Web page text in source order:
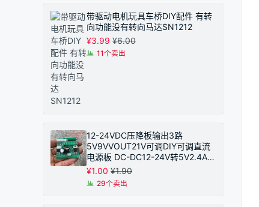
带驱动电机玩具车桥DIY配件 有转
向功能没有转向马达SN1212
¥3.99 ¥6.00
11个卖出
12-24VDC压降板输出3路
5V9VVOUT21V可调DIY可调直流
电源板 DC-DC12-24V转5V2.4A恒
压模块 同步整流
¥1.00 ¥1.90
29个卖出